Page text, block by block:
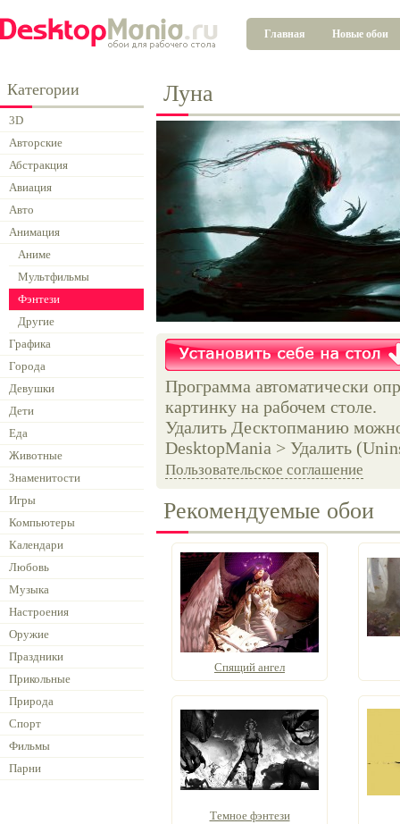
Главная Новые обои
Категории
3D
Авторские
Абстракция
Авиация
Авто
Анимация
Аниме
Мультфильмы
Фэнтези
Другие
Графика
Города
Девушки
Дети
Еда
Животные
Знаменитости
Игры
Компьютеры
Календари
Любовь
Музыка
Настроения
Оружие
Праздники
Прикольные
Природа
Спорт
Фильмы
Парни
Луна
Программа автоматически
картинку на рабочем столе.
Удалить Десктопманию
DesktopMania > Удалить
Пользовательское соглашение
Рекомендуемые обои
Спящий ангел
Темное фэнтези